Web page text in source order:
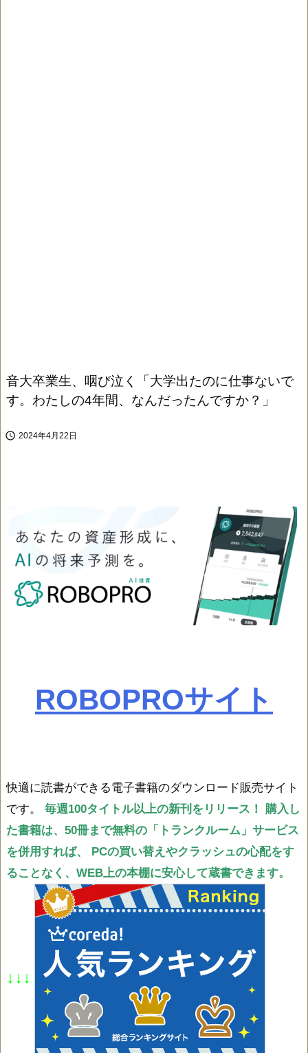
音大卒業生、咽び泣く「大学出たのに仕事ないで
す。わたしの4年間、なんだったんですか？」
 2024年4月22日
ROBOPROサイト
快適に読書ができる電子書籍のダウンロード販売サイト
です。 毎週100タイトル以上の新刊をリリース！
購入し
た書籍は、50冊まで無料の「トランクルーム」サービス
を併用すれば、
PCの買い替えやクラッシュの心配をす
ることなく、WEB上の本棚に安心して蔵書できます。
↓↓↓